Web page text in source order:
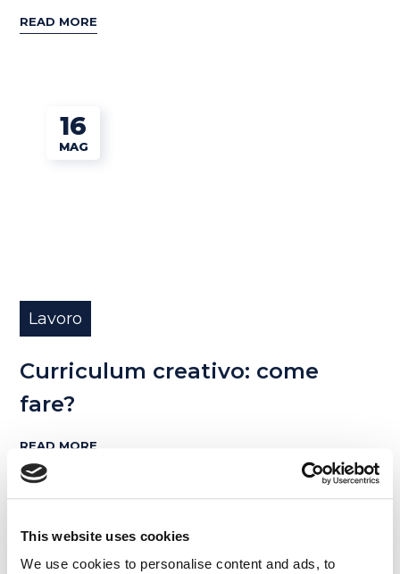
This website uses cookies
We use cookies to personalise content and ads, to
READ MORE
16
MAG
Lavoro
Curriculum creativo: come
fare?
READ MORE
26